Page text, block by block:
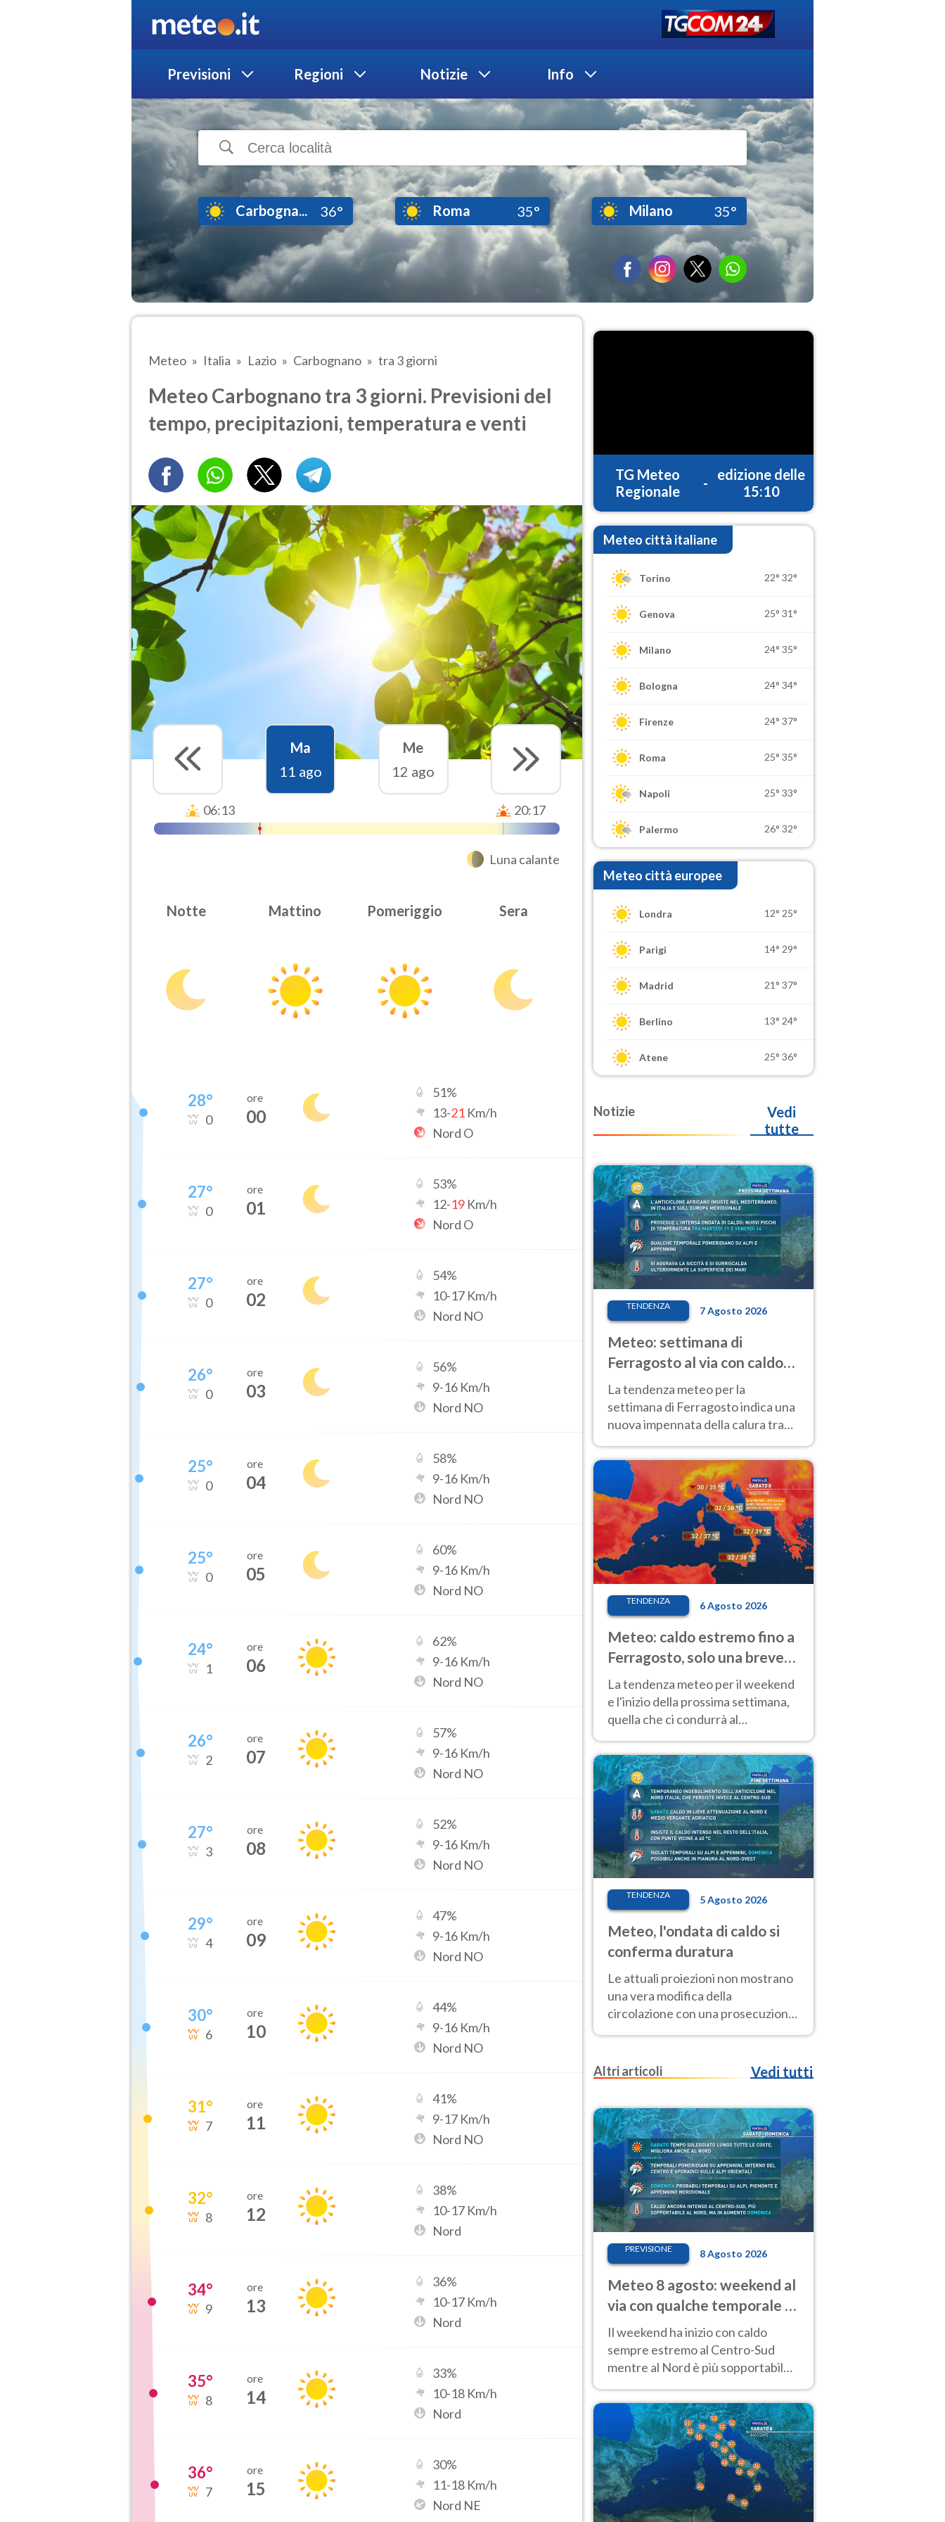
Previsioni Regioni Notizie Info
Carbogna... 36° Roma 35° Milano 35°
Meteo Italia Lazio Carbognano tra 3 giorni
Meteo Carbognano tra 3 giorni. Previsioni del
tempo, precipitazioni, temperatura e venti
Ma
11 ago
Me
12 ago
06:13 20:17
Luna calante
Notte Mattino Pomeriggio Sera
28°
0
ore
00
51%
13-21 Km/h
Nord O
27°
0
ore
01
53%
12-19 Km/h
Nord O
27°
0
ore
02
54%
10-17 Km/h
Nord NO
26°
0
ore
03
56%
9-16 Km/h
Nord NO
25°
0
ore
04
58%
9-16 Km/h
Nord NO
25°
0
ore
05
60%
9-16 Km/h
Nord NO
24°
1
ore
06
62%
9-16 Km/h
Nord NO
26°
2
ore
07
57%
9-16 Km/h
Nord NO
27°
3
ore
08
52%
9-16 Km/h
Nord NO
29°
4
ore
09
47%
9-16 Km/h
Nord NO
30°
6
ore
10
44%
9-16 Km/h
Nord NO
31°
7
ore
11
41%
9-17 Km/h
Nord NO
32°
8
ore
12
38%
10-17 Km/h
Nord
34°
9
ore
13
36%
10-17 Km/h
Nord
35°
8
ore
14
33%
10-18 Km/h
Nord
36°
7
ore
15
30%
11-18 Km/h
Nord NE
TG Meteo
Regionale
-
edizione delle
15:10
Meteo città italiane
Torino 22° 32°
Genova 25° 31°
Milano 24° 35°
Bologna 24° 34°
Firenze 24° 37°
Roma 25° 35°
Napoli 25° 33°
Palermo 26° 32°
Meteo città europee
Londra 12° 25°
Parigi 14° 29°
Madrid 21° 37°
Berlino 13° 24°
Atene 25° 36°
Notizie
Vedi
tutte
TENDENZA 7 Agosto 2026
Meteo: settimana di
Ferragosto al via con caldo
intenso e qualche temporale
La tendenza meteo per la
settimana di Ferragosto indica una
nuova impennata della calura tra
anche al Nord.
TENDENZA 6 Agosto 2026
Meteo: caldo estremo fino a
Ferragosto, solo una breve
pausa. Ecco dove
La tendenza meteo per il weekend
e l'inizio della prossima settimana,
quella che ci condurrà al
temperature molto elevate
TENDENZA 5 Agosto 2026
Meteo, l'ondata di caldo si
conferma duratura
Le attuali proiezioni non mostrano
una vera modifica della
circolazione con una prosecuzione
del caldo fuori scala per molti
Ferragosto
Altri articoli Vedi tutti
PREVISIONE 8 Agosto 2026
Meteo 8 agosto: weekend al
via con qualche temporale e
caldo estremo al Centro-Sud
Il weekend ha inizio con caldo
sempre estremo al Centro-Sud
mentre al Nord è più sopportabile
calore sui rilievi.